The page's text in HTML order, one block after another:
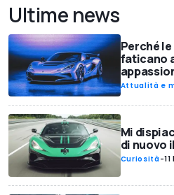
Ultime news
Perché
faticano
Attualità e
Mi
di nuovo
Curiosità-